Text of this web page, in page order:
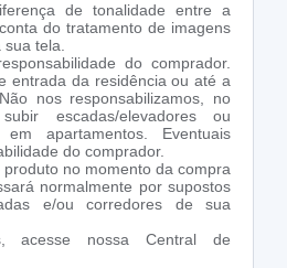
de tonalidade entre a
do tratamento de imagens
tela.
do comprador.
entrada da residência ou até a
nos responsabilizamos, no
escadas/elevadores ou
apartamentos. Eventuais
do comprador.
no momento da compra
normalmente por supostos
e/ou corredores de sua
acesse nossa Central de